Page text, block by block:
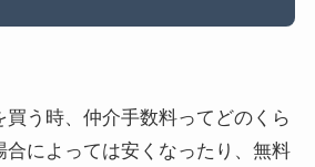
買う時、仲介手数料ってどのくら
合によっては安くなったり、無料